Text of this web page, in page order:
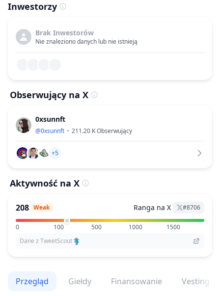
Inwestorzy
Brak Inwestorów
Nie znaleziono danych lub nie istnieją
Obserwujący na X
0xsunnft
@0xsunnft 211.20 KObserwujący
+5
Aktywność na X
208 Weak Ranga na X #8706
0 100 500 1000
1500
Dane z TweetScout
Przegląd Giełdy Finansowanie Vesting